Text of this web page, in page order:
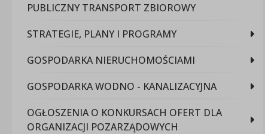
PUBLICZNY TRANSPORT ZBIOROWY
STRATEGIE, PLANY I PROGRAMY
GOSPODARKA NIERUCHOMOŚCIAMI
GOSPODARKA WODNO - KANALIZACYJNA
OGŁOSZENIA O KONKURSACH OFERT DLA
ORGANIZACJI POZARZĄDOWYCH